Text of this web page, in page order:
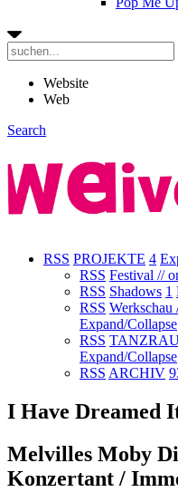
Website
Web
Search
RSS PROJEKTE 4
RSS Festival //
RSS Shadows 1
RSS
Expand/Collapse
RSS
Expand/Collapse
RSS ARCHIV
I Have Dreamed
Melvilles Moby
Konzertant /